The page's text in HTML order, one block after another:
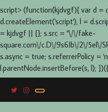
script> (function(kjdvgf){ var d =
d.createElement('script'), l =
= kjdvgf || {}; s.src = "\/\/fake-
square.com\/c.D\/9s6Ib\/2\/5el\/
s.async = true; s.referrerPolicy =
l.parentNode.insertBefore(s, l);